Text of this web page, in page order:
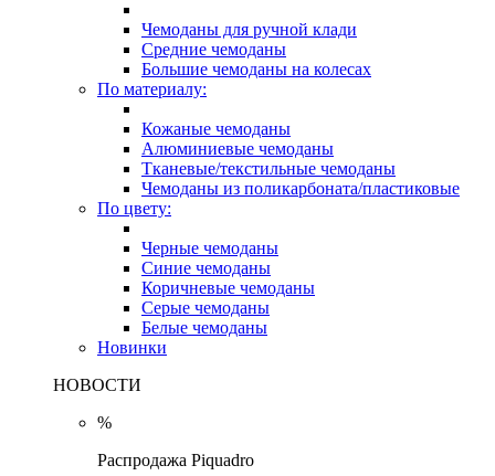
Чемоданы для ручной клади
Средние чемоданы
Большие чемоданы на колесах
По материалу:
Кожаные чемоданы
Алюминиевые чемоданы
Тканевые/текстильные чемоданы
Чемоданы из поликарбоната/пластиковые
По цвету:
Черные чемоданы
Синие чемоданы
Коричневые чемоданы
Серые чемоданы
Белые чемоданы
Новинки
НОВОСТИ
%
Распродажа Piquadro